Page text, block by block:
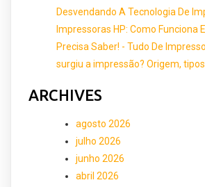
Desvendando A Tecnologia De
Impressoras HP: Como Funciona
Precisa Saber! - Tudo De
surgiu a impressão? Origem,
ARCHIVES
agosto 2026
julho 2026
junho 2026
abril 2026